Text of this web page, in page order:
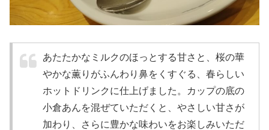
あたたかなミルクのほっとする甘さと、桜の華
やかな薫りがふんわり鼻をくすぐる、春らしい
ホットドリンクに仕上げました。カップの底の
小倉あんを混ぜていただくと、やさしい甘さが
加わり、さらに豊かな味わいをお楽しみいただ